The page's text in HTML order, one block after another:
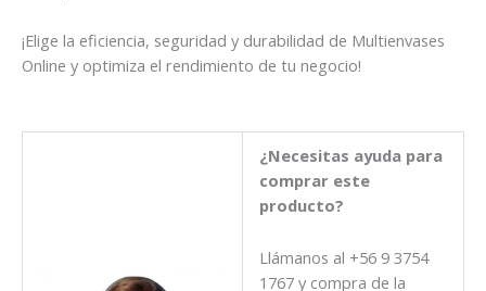
¡Elige la eficiencia, seguridad y durabilidad de Multienvases
Online y optimiza el rendimiento de tu negocio!
¿Necesitas ayuda para
comprar este
producto?
Llámanos al +56 9 3754
1767 y compra de la